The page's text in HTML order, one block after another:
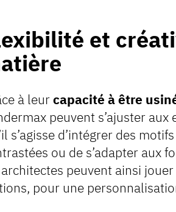
et
à leurcapacité à être
peuvent s’ajuster
s’agisse d’intégrer des
ou de s’adapter aux
peuvent ainsi
pour une